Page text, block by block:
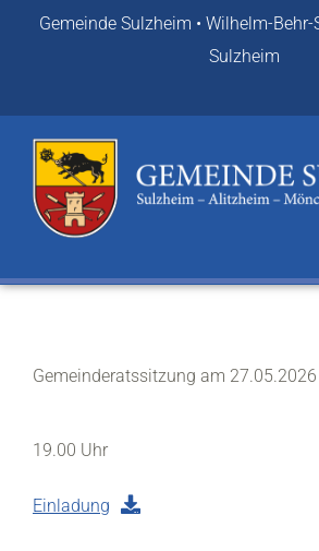
Gemeinde Sulzheim • Wilhelm-Behr-
Sulzheim
Gemeinderatssitzung am 27.05.2026
19.00 Uhr
Einladung